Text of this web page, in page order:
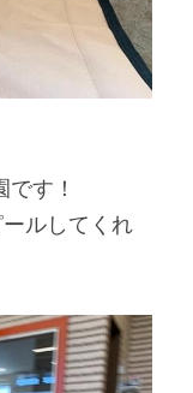
です！
ルしてくれ